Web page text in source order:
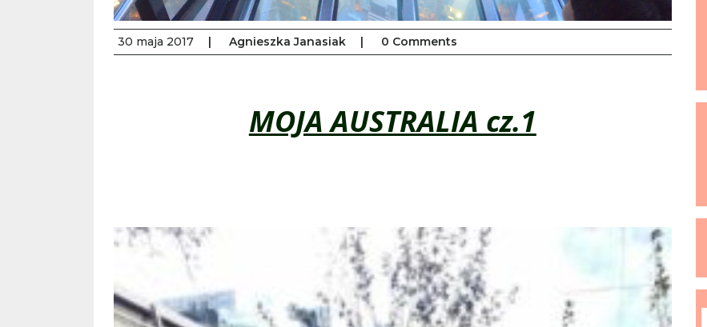
30 maja 2017 | Agnieszka Janasiak | 0 Comments
MOJA AUSTRALIA cz.1